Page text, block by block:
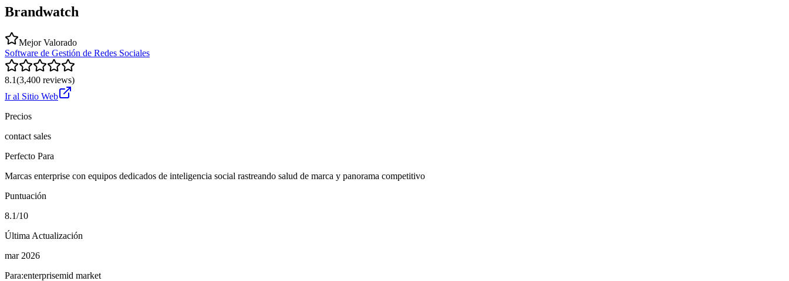
Brandwatch
Mejor Valorado
Software de Gestión de Redes Sociales
8.1(3,400 reviews)
Ir al Sitio Web
Precios
contact sales
Perfecto Para
Marcas enterprise con equipos dedicados de inteligencia social rastreando salud de marca y panorama competitivo
Puntuación
8.1/10
Última Actualización
mar 2026
Para:enterprisemid market